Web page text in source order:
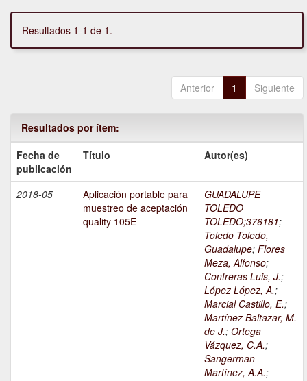
Resultados 1-1 de 1.
Anterior 1 Siguiente
Resultados por ítem:
Fecha de
publicación
Título Autor(es)
2018-05
Aplicación portable para
muestreo de aceptación
quality 105E
GUADALUPE
TOLEDO
TOLEDO;376181;
Toledo Toledo,
Guadalupe; Flores
Meza, Alfonso;
Contreras Luis, J.;
López López, A.;
Marcial Castillo, E.;
Martínez Baltazar, M.
de J.; Ortega
Vázquez, C.A.;
Sangerman
Martínez, A.A.;